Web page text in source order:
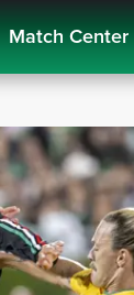
Match Center